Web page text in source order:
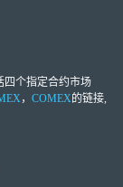
四个指定合约市场
， COMEX的链接,